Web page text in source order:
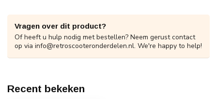
Vragen over dit product?
Of heeft u hulp nodig met bestellen? Neem gerust contact
op via info@retroscooteronderdelen.nl. We're happy to help!
Recent bekeken